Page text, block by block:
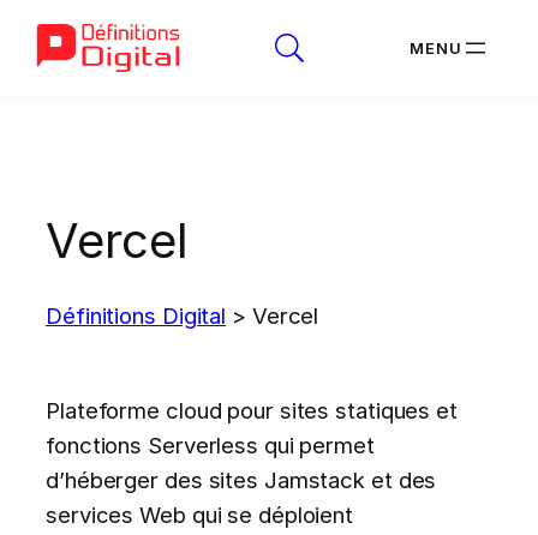
Vercel
Définitions Digital > Vercel
Plateforme cloud pour sites statiques et
fonctions Serverless qui permet
d’héberger des sites Jamstack et des
services Web qui se déploient